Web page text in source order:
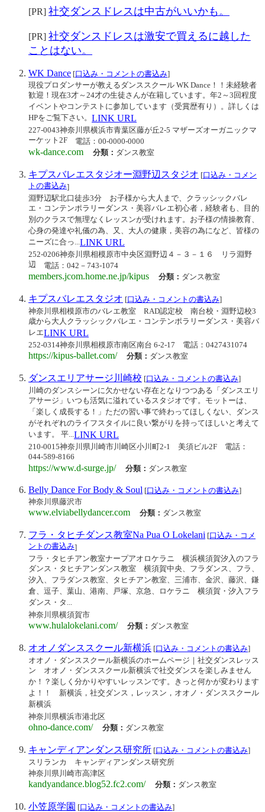
[PR] 社交ダンスドレスは中古がいいかも。
[PR] 社交ダンスドレスは激安で買えるに越した
ことはない。
WK Dance [口込み・コメントの書込み]
現役プロダンサーが教えるダンススクール WK Dance！！未経験者
歓迎！現在3才～24才の生徒さんが在籍しています。年2～3回程度
イベントやコンテストに参加しています（受賞歴有り）。詳しくは
HPをご覧下さい。 LINK URL
227-0043神奈川県横浜市青葉区藤が丘2-5 マザーズオーガニックマ
ーケット2F 電話：00-0000-0000
wk-dance.com 分類： ダンス教室
キプスバレエスタジオー淵野辺スタジオ [口込み・コメン
トの書込み]
淵野辺駅北口徒歩3分 お子様から大人まで、クラッシックバレ
エ・コンテンポラリーダンス・美容バレエ初心者，経験者も、目的
別のクラスで無理なくレッスンが受けれます。お子様の情操教育、
心身の発達や礼儀の為、又、大人の健康，美容の為になど、皆様の
ニーズに合っ...LINK URL
252-0206神奈川県相模原市中央区淵野辺４－３－１６ リラ淵野
辺 電話：042－743-1074
members.jcom.home.ne.jp/kipus 分類： ダンス教室
キプスバレエスタジオ [口込み・コメントの書込み]
神奈川県相模原市のバレエ教室 RAD認定校 南台校・淵野辺校3
歳から大人クラッシックバレエ・コンテンポラリーダンス・美容バ
レエLINK URL
252-0314神奈川県相模原市南区南台 6-2-17 電話：0427431074
https://kipus-ballet.com/ 分類： ダンス教室
ダンスエリアサージ川崎校 [口込み・コメントの書込み]
川崎のダンスシーンに欠かせない存在となりつつある「ダンスエリ
アサージ」いつも活気に溢れているスタジオです。モットーは、
「楽しく成長する！」ただの習い事で終わってほしくない、ダンス
がそれぞれのライフスタイルに良い繋がりを持ってほしいと考えて
います。 平...LINK URL
210-0015神奈川県川崎市川崎区小川町2-1 美須ビル2F 電話：
044-589-8166
https://www.d-surge.jp/
分類： ダンス教室
Belly Dance For Body & Soul [口込み・コメントの書込み]
神奈川県藤沢市
www.elviabellydancer.com 分類： ダンス教室
フラ・タヒチダンス教室Na Pua O Lokelani [口込み・コメ
ントの書込み]
フラ・タヒチアン教室ナープアオロケラニ 横浜横須賀汐入のフラ
ダンス・タヒチアンダンス教室 横須賀中央、フラダンス、フラ、
汐入、フラダンス教室、タヒチアン教室、三浦市、金沢、藤沢、鎌
倉、逗子、葉山、港南、戸塚、京急、ロケラニ 横須賀・汐入フラ
ダンス・タ...
神奈川県横須賀市
www.hulalokelani.com/ 分類： ダンス教室
オオノダンススクール新横浜 [口込み・コメントの書込み]
オオノ・ダンススクール新横浜のホームページ｜社交ダンスレッス
ン オオノ・ダンススクール新横浜で社交ダンスを楽しみません
か！？楽しく分かりやすいレッスンです。きっと何かが変わります
よ！！ 新横浜，社交ダンス，レッスン，オオノ・ダンススクール
新横浜
神奈川県横浜市港北区
ohno-dance.com/ 分類： ダンス教室
キャンディアンダンス研究所 [口込み・コメントの書込み]
スリランカ キャンディアンダンス研究所
神奈川県川崎市高津区
kandyandance.blog52.fc2.com/ 分類： ダンス教室
小笠原学園 [口込み・コメントの書込み]